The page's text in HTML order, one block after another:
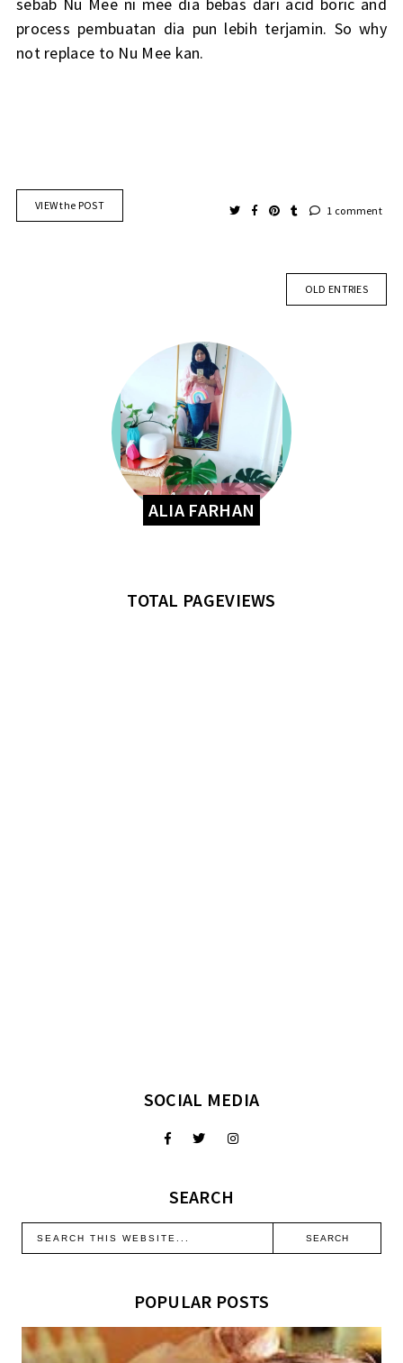
process pembuatan dia pun lebih terjamin. So why
not replace to Nu Mee kan.
VIEW the POST 1 comment
OLD ENTRIES
ALIA FARHAN
TOTAL PAGEVIEWS
SOCIAL MEDIA
SEARCH
POPULAR POSTS